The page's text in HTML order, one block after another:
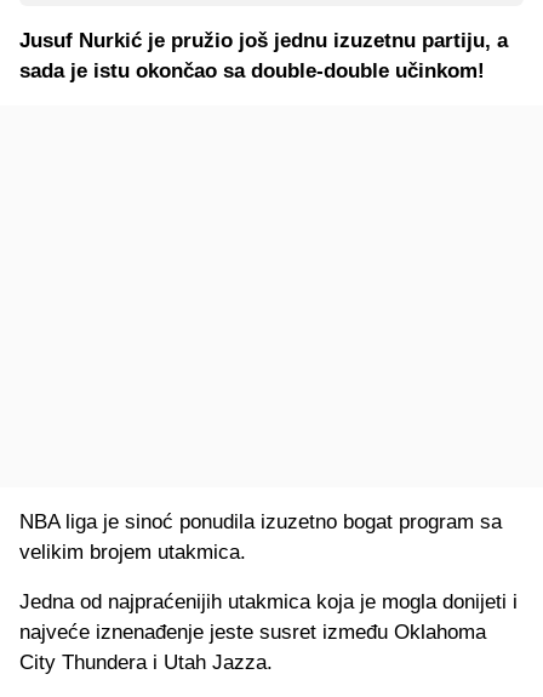
Jusuf Nurkić je pružio još jednu izuzetnu partiju, a
sada je istu okončao sa double-double učinkom!
NBA liga je sinoć ponudila izuzetno bogat program sa
velikim brojem utakmica.
Jedna od najpraćenijih utakmica koja je mogla donijeti i
najveće iznenađenje jeste susret između Oklahoma
City Thundera i Utah Jazza.